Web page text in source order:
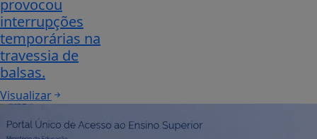
provocou
interrupções
temporárias na
travessia de
balsas.
Visualizar